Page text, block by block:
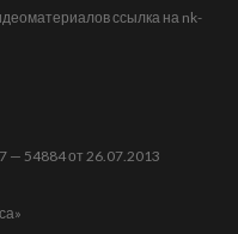
ссылка на nk-
54884 от 26.07.2013